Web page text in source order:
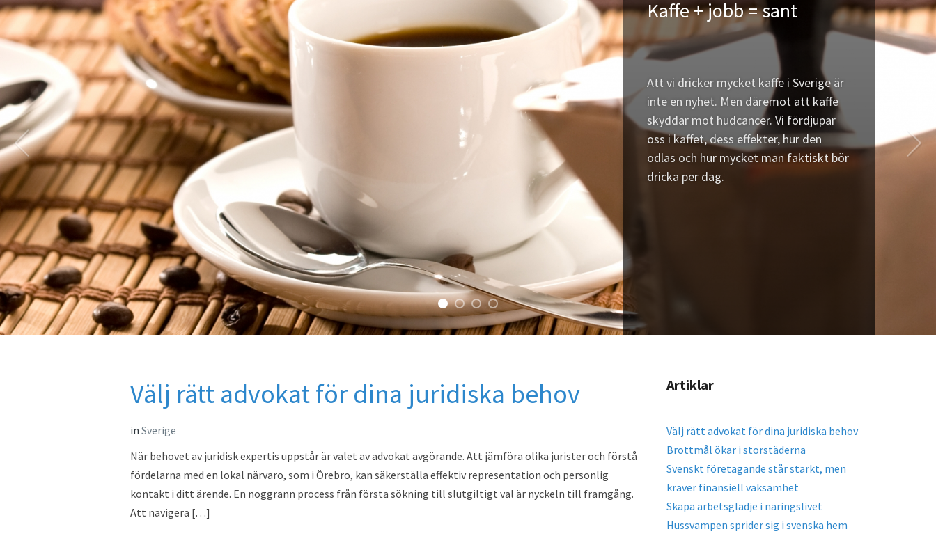
Friluftsliv för alla
När en tänker på friluftsliv och att vara
ute i naturen tänker de flesta också på
att denna natur ska vara hållbar och
ren. Ja kanske tar vi lite för givet att
naturen är ren och luften klar i Sverige
men detta är något vi aldrig någonsin
Välj rätt advokat för dina juridiska behov
in Sverige
När behovet av juridisk expertis uppstår är valet av advokat avgörande. Att jämföra olika jurister och förstå
fördelarna med en lokal närvaro, som i Örebro, kan säkerställa effektiv representation och personlig
kontakt i ditt ärende. En noggrann process från första sökning till slutgiltigt val är nyckeln till framgång.
Att navigera […]
Artiklar
Välj rätt advokat för dina juridiska behov
Brottmål ökar i storstäderna
Svenskt företagande står starkt, men
kräver finansiell vaksamhet
Skapa arbetsglädje i näringslivet
Hussvampen sprider sig i svenska hem